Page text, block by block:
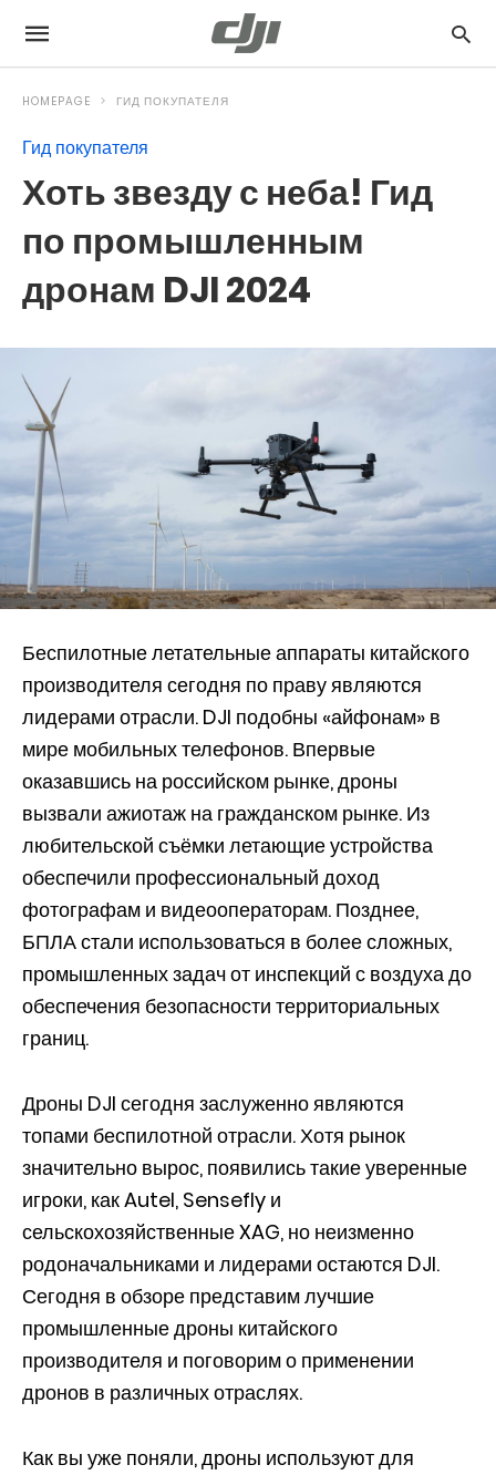
HOMEPAGE ГИД ПОКУПАТЕЛЯ
Гид покупателя
Хоть звезду с неба! Гид
по промышленным
дронам DJI 2024
Беспилотные летательные аппараты китайского
производителя сегодня по праву являются
лидерами отрасли. DJI подобны «айфонам» в
мире мобильных телефонов. Впервые
оказавшись на российском рынке, дроны
вызвали ажиотаж на гражданском рынке. Из
любительской съёмки летающие устройства
обеспечили профессиональный доход
фотографам и видеооператорам. Позднее,
БПЛА стали использоваться в более сложных,
промышленных задач от инспекций с воздуха до
обеспечения безопасности территориальных
границ.
Дроны DJI сегодня заслуженно являются
топами беспилотной отрасли. Хотя рынок
значительно вырос, появились такие уверенные
игроки, как Autel, Sensefly и
сельскохозяйственные XAG, но неизменно
родоначальниками и лидерами остаются DJI.
Сегодня в обзоре представим лучшие
промышленные дроны китайского
производителя и поговорим о применении
дронов в различных отраслях.
Как вы уже поняли, дроны используют для